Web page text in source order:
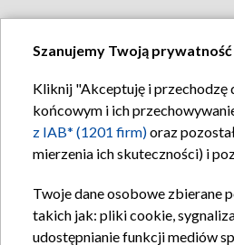
Szanujemy Twoją prywatność
Kliknij "Akceptuję i przechodzę
końcowym i ich
z IAB* (1201 firm)oraz
mierzenia ich skuteczności) i
Twoje dane osobowe zbierane
takich jak: pliki cookie,
udostępnianie funkcji mediów